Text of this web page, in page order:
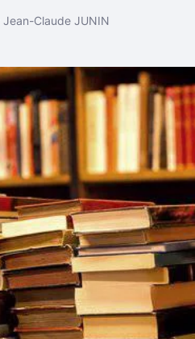
Claude JUNIN